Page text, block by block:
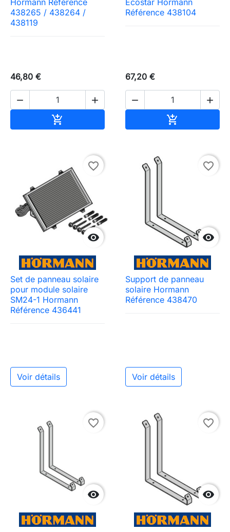
438265 / 438264 /
438119
46,80 €
 

Référence 438104
67,20 €
 


favorite_border
Set de panneau solaire
pour module solaire
SM24-1 Hormann
Référence 436441
Voir détails

favorite_border
Support de panneau
solaire Hormann
Référence 438470
Voir détails

favorite_border

favorite_border